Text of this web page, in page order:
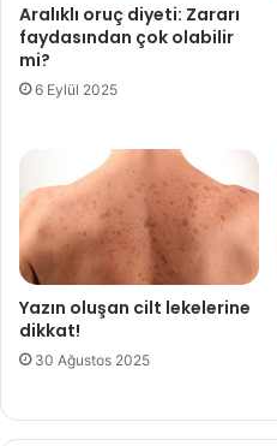
ı
b
r
p
a
ç
t
ı
Aralıklı oruç diyeti: Zararı
faydasından çok olabilir
mi?
6 Eylül 2025
Yazın oluşan cilt lekelerine
dikkat!
30 Ağustos 2025